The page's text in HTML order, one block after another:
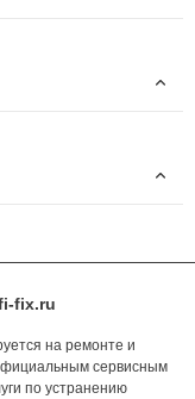
fix.ru
на ремонте и
сервисным
по устранению